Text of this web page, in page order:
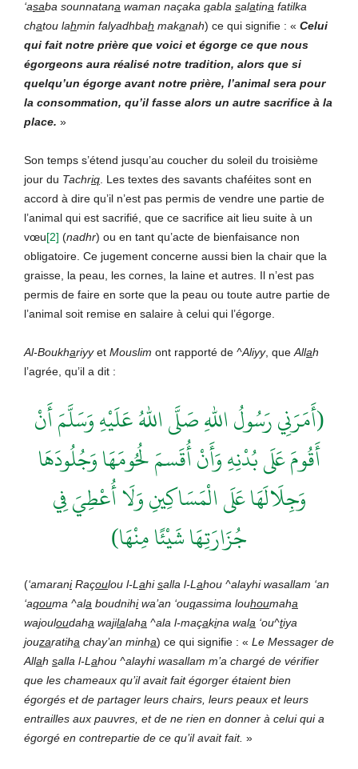
‘asaba sounnatana waman naçaka qabla salatina fatilka
chatou lahmin falyadhbah makanah) ce qui signifie : « Celui
qui fait notre prière que voici et égorge ce que nous
égorgeons aura réalisé notre tradition, alors que si
quelqu’un égorge avant notre prière, l’animal sera pour
la consommation, qu’il fasse alors un autre sacrifice à la
place. »
Son temps s’étend jusqu’au coucher du soleil du troisième
jour du Tachriq . Les textes des savants chaféites sont en
accord à dire qu’il n’est pas permis de vendre une partie de
l’animal qui est sacrifié, que ce sacrifice ait lieu suite à un
vœu[2] (nadhr) ou en tant qu’acte de bienfaisance non
obligatoire. Ce jugement concerne aussi bien la chair que la
graisse, la peau, les cornes, la laine et autres. Il n’est pas
permis de faire en sorte que la peau ou toute autre partie de
l’animal soit remise en salaire à celui qui l’égorge.
Al-Boukhariyyet Mouslim ont rapporté de ^Aliyy, que Allah
l’agrée, qu’il a dit :
(أَمَرَنِي رَسُولُ اللهِ صَلَّى اللهُ عَلَيْهِ وَسَلَّمَ أَنْ
أَقُومَ عَلَى بُدْنِهِ وَأَنْ أُقَسمَ لُحُومَهَا وَجُلُودَهَا
وَجِلَالَهَا عَلَى الْمَسَاكِينِ وَلَا أُعْطِيَ فِي
جُزَارَتِـهَا شَيْئًا مِنْهَا)
(‘amaraniRaçoulou l-Lahisalla l-Lahou ^alayhi wasallam ‘an
‘aqouma ^ala boudnihiwa’an ‘ouqassima louhoumaha
wajouloudaha wajilalaha ^ala l-maçakina wala ‘ou^tiya
jouzaratiha chay’an minha) ce qui signifie : « Le Messager de
Allah salla l-Lahou ^alayhi wasallam m’a chargé de vérifier
que les chameaux qu’il avait fait égorger étaient bien
égorgés et de partager leurs chairs, leurs peaux et leurs
entrailles aux pauvres, et de ne rien en donner à celui qui a
égorgé en contrepartie de ce qu’il avait fait. »